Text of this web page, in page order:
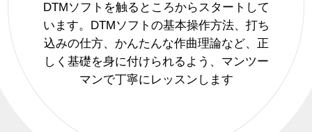
DTMソフトを触るところからスタートして
います。DTMソフトの基本操作方法、打ち
込みの仕方、かんたんな作曲理論など、正
しく基礎を身に付けられるよう、マンツー
マンで丁寧にレッスンします